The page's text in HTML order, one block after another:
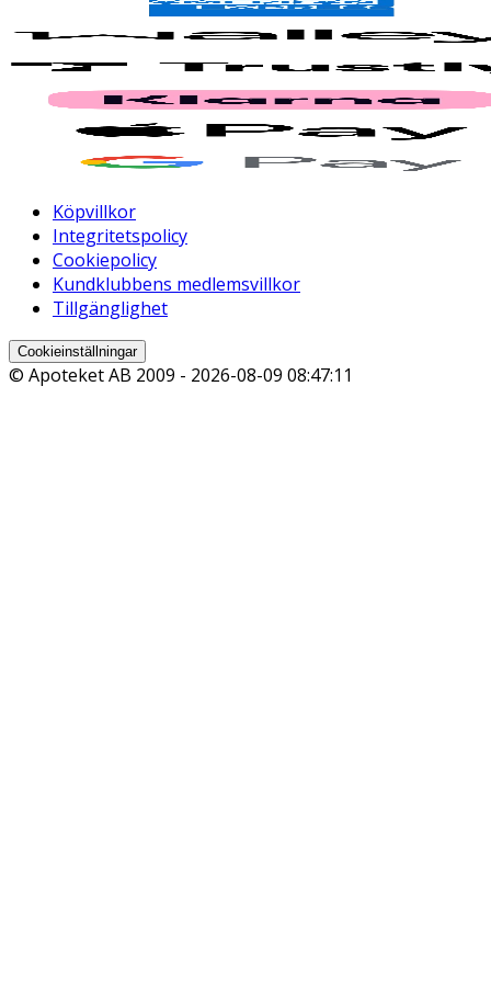
Köpvillkor
Integritetspolicy
Cookiepolicy
Kundklubbens medlemsvillkor
Tillgänglighet
Cookieinställningar
© Apoteket AB 2009 - 2026-08-09 08:47:11